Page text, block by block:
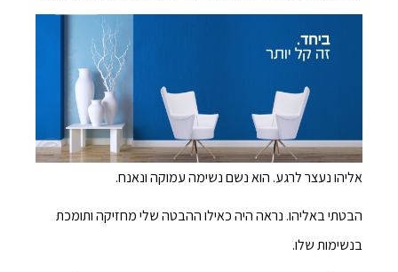
אליהו נעצר לרגע. הוא נשם נשימה עמוקה ונאנח.
הבטתי באליהו. נראה היה כאילו ההבטה שלי מחזיקה ותומכת
בנשימות שלו.